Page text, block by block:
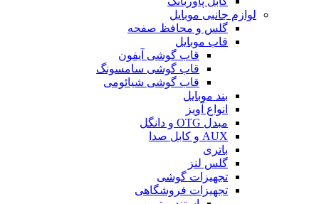
لوازم جانبی موبایل
گلس و محافظ صفحه
قاب موبایل
قاب گوشی آیفون
قاب گوشی سامسونگ
قاب گوشی شیائومی
بند موبایل
انواع آویز
مبدل OTG و دانگل
AUX و کابل صدا
باتری
گلس لنز
تجهیزات گوشی
تجهیزات فروشگاهی